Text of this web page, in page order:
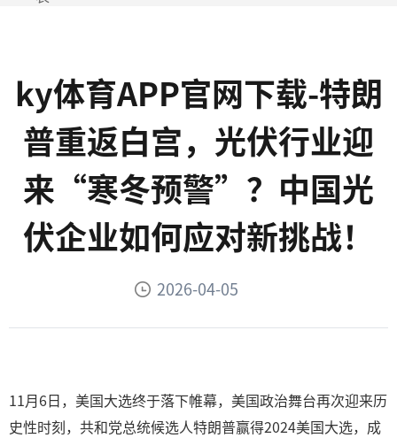
ky体育APP官网下载-特朗
普重返白宫，光伏行业迎
来“寒冬预警”？中国光
伏企业如何应对新挑战！
2026-04-05
11月6日，美国大选终于落下帷幕，美国政治舞台再次迎来历
史性时刻，共和党总统候选人特朗普赢得2024美国大选，成